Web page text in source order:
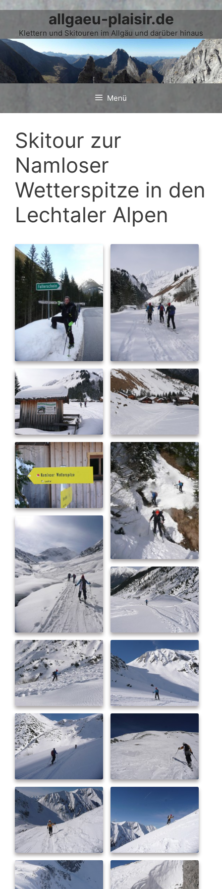
Inhalt
springen
allgaeu-plaisir.de
Klettern und Skitouren im Allgäu und darüber hinaus
Menü
Skitour zur
Namloser
Wetterspitze in den
Lechtaler Alpen